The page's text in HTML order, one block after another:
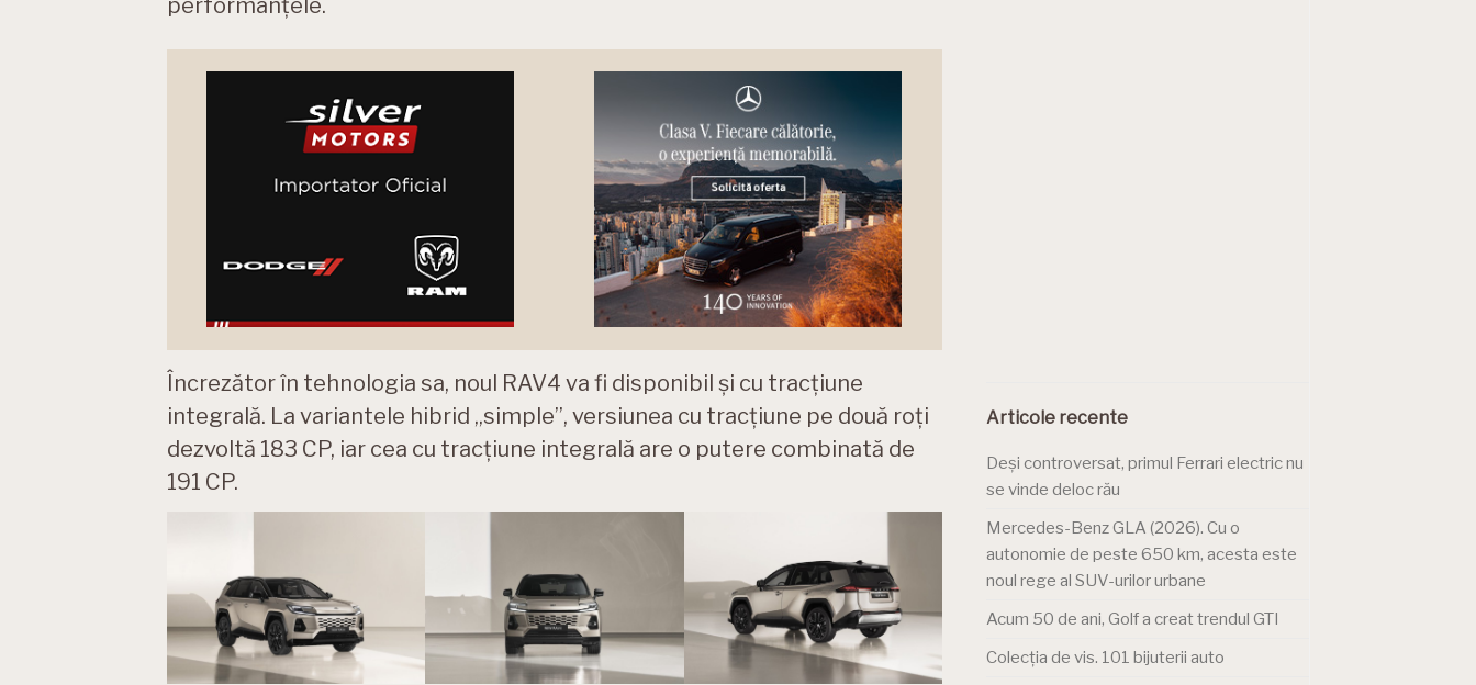
performanțele.
Încrezător în tehnologia sa, noul RAV4 va fi disponibil și cu tracțiune
integrală. La variantele hibrid „simple”, versiunea cu tracțiune pe două roți
dezvoltă 183 CP, iar cea cu tracțiune integrală are o putere combinată de
191 CP.
Articole recente
Deși controversat, primul Ferrari electric nu
se vinde deloc rău
Mercedes-Benz GLA (2026). Cu o
autonomie de peste 650 km, acesta este
noul rege al SUV-urilor urbane
Acum 50 de ani, Golf a creat trendul GTI
Colecția de vis. 101 bijuterii auto